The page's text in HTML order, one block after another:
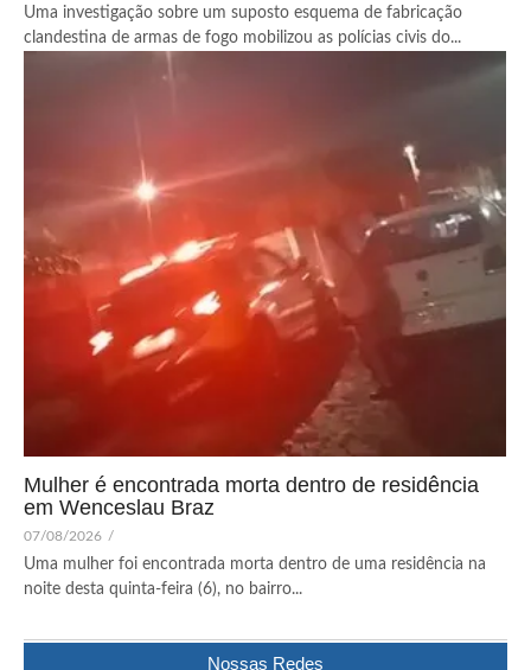
Uma investigação sobre um suposto esquema de fabricação
clandestina de armas de fogo mobilizou as polícias civis do...
Mulher é encontrada morta dentro de residência
em Wenceslau Braz
07/08/2026 /
Uma mulher foi encontrada morta dentro de uma residência na
noite desta quinta-feira (6), no bairro...
Nossas Redes